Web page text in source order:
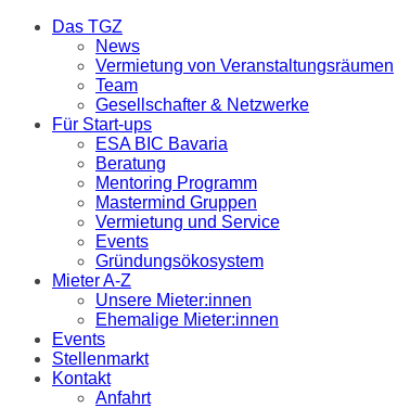
Das TGZ
News
Vermietung von Veranstaltungsräumen
Team
Gesellschafter & Netzwerke
Für Start-ups
ESA BIC Bavaria
Beratung
Mentoring Programm
Mastermind Gruppen
Vermietung und Service
Events
Gründungsökosystem
Mieter A-Z
Unsere Mieter:innen
Ehemalige Mieter:innen
Events
Stellenmarkt
Kontakt
Anfahrt